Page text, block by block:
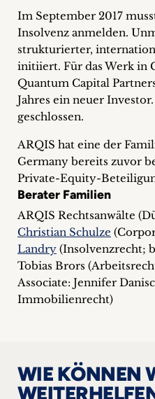
Philosophie
Kontakt
Im September 2017
Insolvenz anmelden.
strukturierter,
initiiert. Für das Werk in
Quantum Capital
Jahres ein neuer
geschlossen.
ARQIS hat eine der
Germany bereits zuvor
Private-Equity-
Berater Familien
ARQIS Rechtsanwälte
Christian Schulze
Landry (Insolvenzrecht;
Tobias Brors
Associate: Jennifer
Immobilienrecht)
WIE KÖNNEN